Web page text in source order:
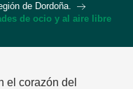
de Dordoña.
de ocio y al aire libre
el corazón del